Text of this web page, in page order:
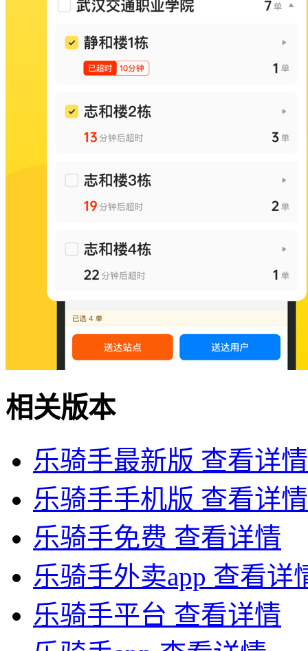
相关版本
乐骑手最新版 查看详情
乐骑手手机版 查看详情
乐骑手免费 查看详情
乐骑手外卖app 查看详
乐骑手平台 查看详情